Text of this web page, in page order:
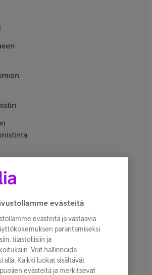
tai nano-
tuki
evästeitä
evästeitä ja vastaavia
parantamiseksi
tilastollisiin ja
Voit hallinnoida
alla. Kaikki luokat sisältävät
evästeitä ja merkitsevät